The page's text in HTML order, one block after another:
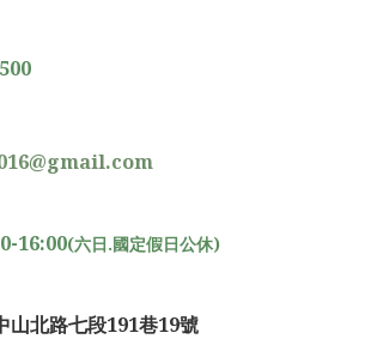
16:00(六日.國定假日公休)
山北路七段191巷19號